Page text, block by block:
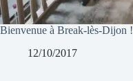
Bienvenue à Break-lès-Dijon !
12/10/2017